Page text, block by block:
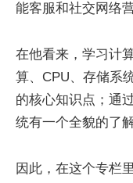
能客服和社交网络
在他看来，学习计
算、CPU、存储系
的核心知识点；通
统有一个全貌的了解
因此，在这个专栏